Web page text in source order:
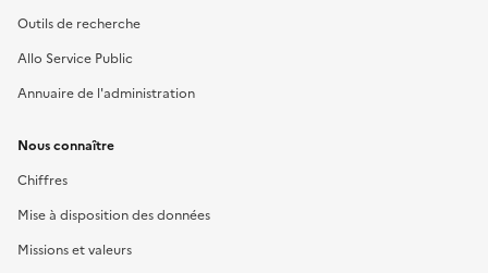
Outils de recherche
Allo Service Public
Annuaire de l'administration
Nous connaître
Chiffres
Mise à disposition des données
Missions et valeurs